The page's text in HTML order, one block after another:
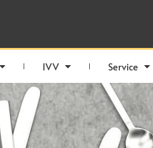
IVV Service